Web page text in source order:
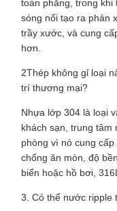
toàn phẳng, trong khi
sóng nổi tạo ra phản
trầy xước, và cung
hơn.
2Thép không gỉ loại
trí thương mại?
Nhựa lớp 304 là loại
khách sạn, trung tâm
phòng vì nó cung
chống ăn mòn, độ
biển hoặc hồ bơi,
3. Có thể nước ripple